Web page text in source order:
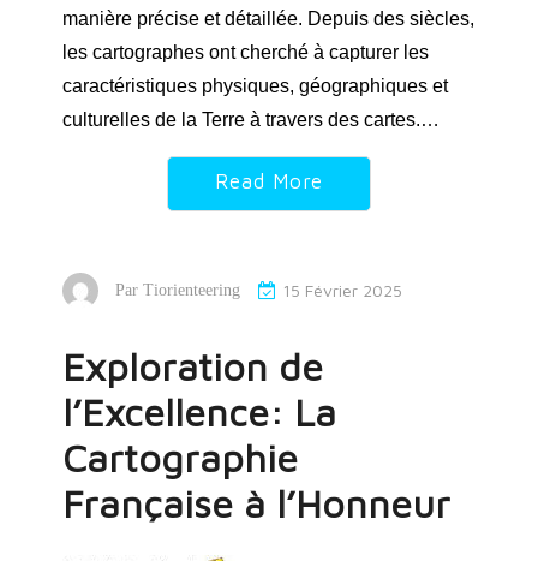
manière précise et détaillée. Depuis des siècles,
les cartographes ont cherché à capturer les
caractéristiques physiques, géographiques et
culturelles de la Terre à travers des cartes.…
Read More
Par Tiorienteering 15 Février 2025
Exploration de
l’Excellence: La
Cartographie
Française à l’Honneur